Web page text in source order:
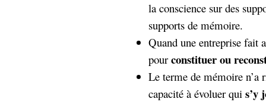
la conscience sur des
supports de mémoire.
Quand une entreprise fait
pour constituer ou
Le terme de mémoire n’a
capacité à évoluer qui s’y